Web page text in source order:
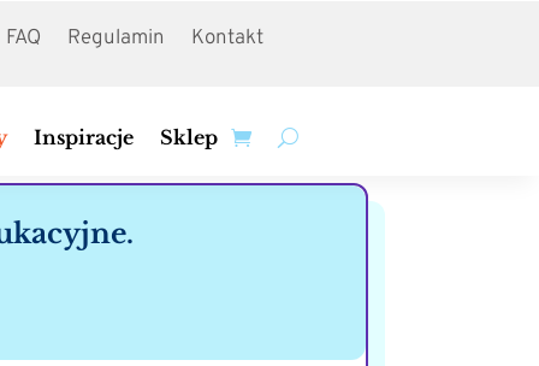
FAQ Regulamin Kontakt
Inspiracje Sklep